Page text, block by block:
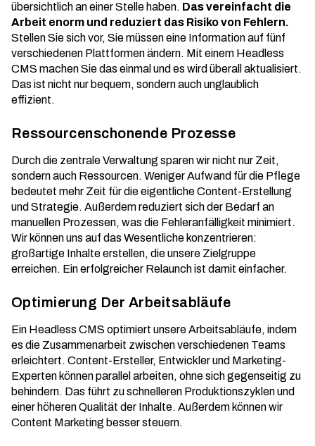
übersichtlich an einer Stelle haben. Das vereinfacht die
Arbeit enorm und reduziert das Risiko von Fehlern.
Stellen Sie sich vor, Sie müssen eine Information auf fünf
verschiedenen Plattformen ändern. Mit einem Headless
CMS machen Sie das einmal und es wird überall aktualisiert.
Das ist nicht nur bequem, sondern auch unglaublich
effizient.
Ressourcenschonende Prozesse
Durch die zentrale Verwaltung sparen wir nicht nur Zeit,
sondern auch Ressourcen. Weniger Aufwand für die Pflege
bedeutet mehr Zeit für die eigentliche Content-Erstellung
und Strategie. Außerdem reduziert sich der Bedarf an
manuellen Prozessen, was die Fehleranfälligkeit minimiert.
Wir können uns auf das Wesentliche konzentrieren:
großartige Inhalte erstellen, die unsere Zielgruppe
erreichen. Einerfolgreicher Relaunchist damit einfacher.
Optimierung Der Arbeitsabläufe
Ein Headless CMS optimiert unsere Arbeitsabläufe, indem
es die Zusammenarbeit zwischen verschiedenen Teams
erleichtert. Content-Ersteller, Entwickler und Marketing-
Experten können parallel arbeiten, ohne sich gegenseitig zu
behindern. Das führt zu schnelleren Produktionszyklen und
einer höheren Qualität der Inhalte. Außerdem können wir
Content Marketing besser steuern.